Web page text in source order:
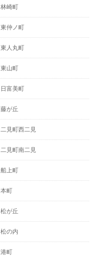
林崎町
東仲ノ町
東人丸町
東山町
日富美町
藤が丘
二見町西二見
二見町南二見
船上町
本町
松が丘
松の内
港町